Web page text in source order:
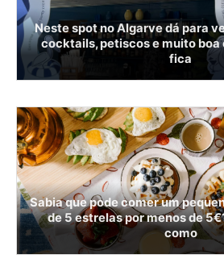
Neste spot no Algarve dá para
cocktails, petiscos e muito boa
fica
Sabia que pode comer um
de 5 estrelas por menos de
como